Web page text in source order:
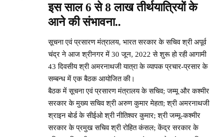
इस साल 6 से 8 लाख तीर्थयात्रियों के
आने की संभावना..
सूचना एवं प्रसारण मंत्रालय, भारत सरकार के सचिव श्री अपूर्व
चंद्र ने आज श्रीनगर में 30 जून, 2022 से शुरू हो रही आगामी
43 दिवसीय श्री अमरनाथजी यात्रा के व्यापक प्रचार-प्रसार के
सम्बन्ध में एक बैठक आयोजित की।
बैठक में सूचना एवं प्रसारण मंत्रालय के सचिव; जम्मू और कश्मीर
सरकार के मुख्य सचिव श्री अरुण कुमार मेहता; श्री अमरनाथजी
श्राइन बोर्ड के सीईओ श्री नीतिश्वर कुमार; श्री जम्मू-कश्मीर
सरकार के प्रमुख सचिव श्री रोहित कंसल; केंद्र सरकार के